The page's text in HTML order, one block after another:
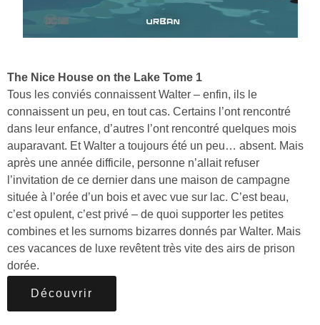
The Nice House on the Lake Tome 1
Tous les conviés connaissent Walter – enfin, ils le
connaissent un peu, en tout cas. Certains l’ont rencontré
dans leur enfance, d’autres l’ont rencontré quelques mois
auparavant. Et Walter a toujours été un peu… absent. Mais
après une année difficile, personne n’allait refuser
l’invitation de ce dernier dans une maison de campagne
située à l’orée d’un bois et avec vue sur lac. C’est beau,
c’est opulent, c’est privé – de quoi supporter les petites
combines et les surnoms bizarres donnés par Walter. Mais
ces vacances de luxe revêtent très vite des airs de prison
dorée.
Découvrir